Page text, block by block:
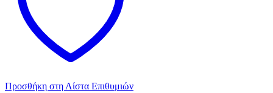
μήκος
μέτρα
ποσότητα
Προσθήκη στη Λίστα Επιθυμιών